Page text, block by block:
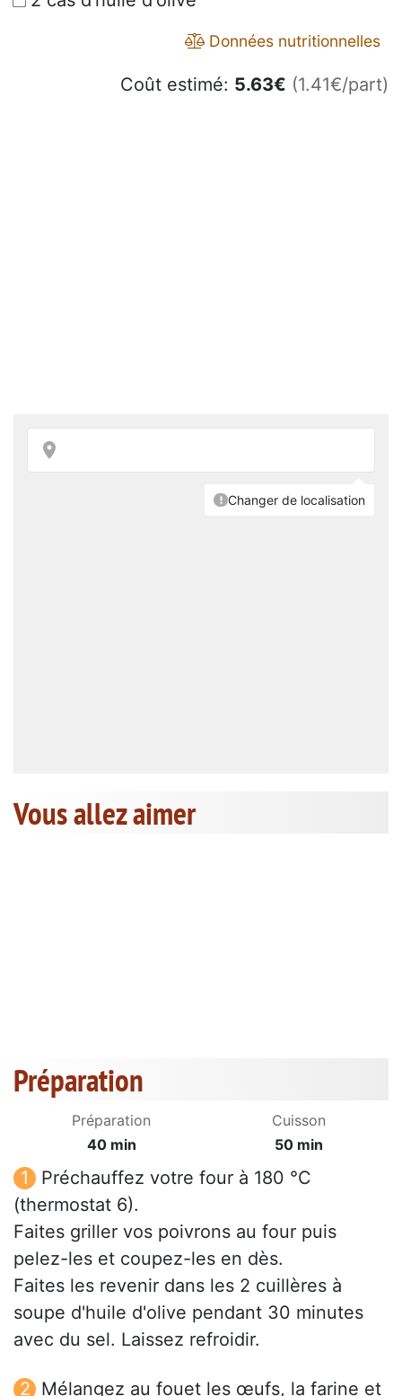
Données nutritionnelles
Coût estimé: 5.63€ (1.41€/part)
Vous allez aimer
Préparation
Préparation
40 min
Cuisson
50 min
Préchauffez votre four à 180 °C
(thermostat 6).
Faites griller vos poivrons au four puis
pelez-les et coupez-les en dès.
Faites les revenir dans les 2 cuillères à
soupe d'huile d'olive pendant 30 minutes
avec du sel. Laissez refroidir.
Mélangez au fouet les œufs, la farine et